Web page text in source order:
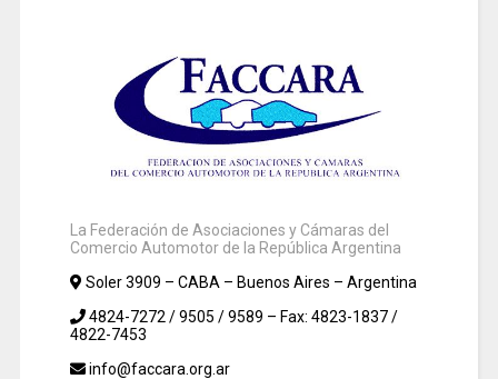
La Federación de Asociaciones y Cámaras del
Comercio Automotor de la República Argentina
Soler 3909 – CABA – Buenos Aires – Argentina
4824-7272 / 9505 / 9589 – Fax: 4823-1837 /
4822-7453
info@faccara.org.ar